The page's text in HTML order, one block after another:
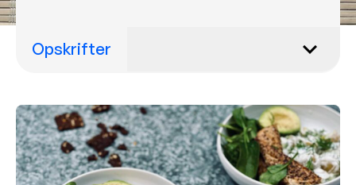
Opskrifter
karamelliserede æbler
Hjemmelavede proteindrikke
Fuldkornsvafler